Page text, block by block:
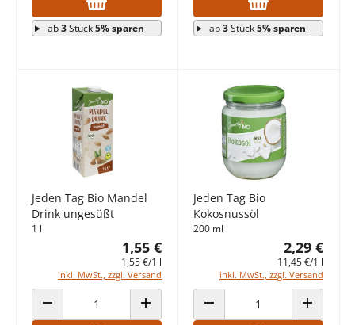
ab3Stück5% sparen ab3Stück5% sparen
Jeden Tag Bio Mandel
Drink ungesüßt
1 l
1,55 €
1,55 €/1 l
inkl. MwSt., zzgl. Versand
ANZAHL VERRINGERN ANZAHL ERHÖHEN
Jeden Tag Bio
Kokosnussöl
200 ml
2,29 €
11,45 €/1 l
inkl. MwSt., zzgl. Versand
ANZAHL VERRINGERN ANZAHL